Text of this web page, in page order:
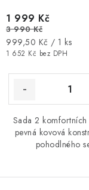
1 652 Kč bez DPH
1 999 Kč
3 990 Kč
Měrná
cena:
999,50 Kč / 1 ks
Sada 2
pevná kovová
pohodlného